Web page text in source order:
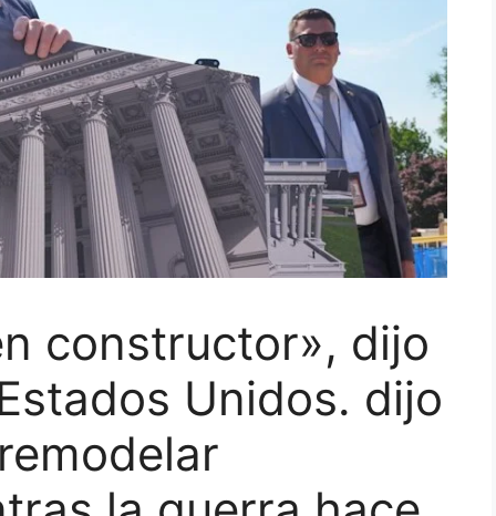
constructor», dijo
Unidos. dijo